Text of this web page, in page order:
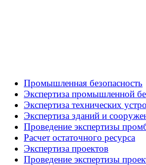
Промышленная безопасность
Экспертиза промышленной
Экспертиза технических
Экспертиза зданий и
Проведение экспертизы
Расчет остаточного ресурса
Экспертиза проектов
Проведение экспертизы